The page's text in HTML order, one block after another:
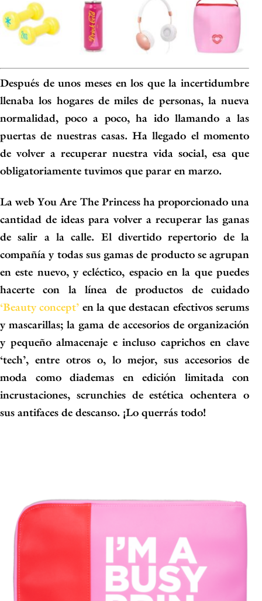
Después de unos meses en los que la incertidumbre
llenaba los hogares de miles de personas, la nueva
normalidad, poco a poco, ha ido llamando a las
puertas de nuestras casas. Ha llegado el momento
de volver a recuperar nuestra vida social, esa que
obligatoriamente tuvimos que parar en marzo.
La webYou Are The Princessha proporcionado una
cantidad de ideas para volver a recuperar las ganas
de salir a la calle. El divertido repertorio de la
compañía y todas sus gamas de producto se agrupan
en este nuevo, y ecléctico, espacio en la que puedes
hacerte con la línea de productos de cuidado
‘Beauty concept’ en la que destacan efectivos serums
y mascarillas; la gama de accesorios de organización
y pequeño almacenaje e incluso caprichos en clave
‘tech’, entre otros o, lo mejor, sus accesorios de
moda como diademas en edición limitada con
incrustaciones, scrunchies de estética ochentera o
sus antifaces de descanso. ¡Lo querrás todo!